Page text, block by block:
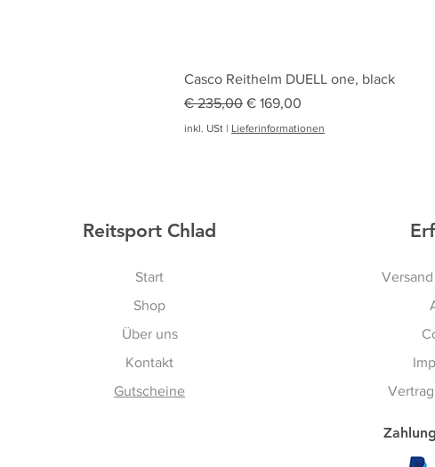
Casco Reithelm DUELL one, black
Standardpreis
€ 235,00 Sale-Preis
€ 169,00
inkl. USt | Lieferinformationen
Reitsport Chlad
Start
Shop
Über uns
Kontakt
Gutscheine